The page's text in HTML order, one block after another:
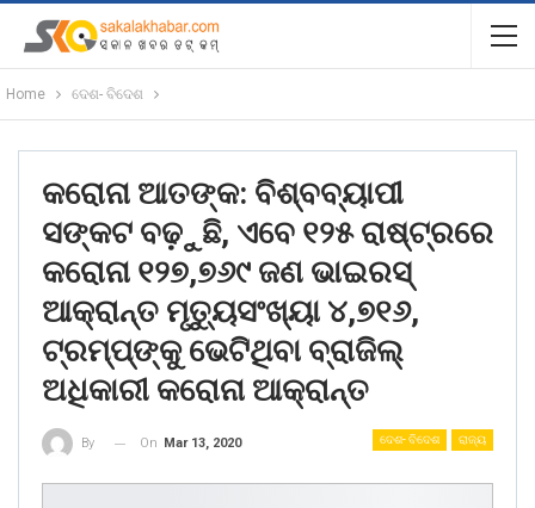
Home ଦେଶ- ବିଦେଶ
କରୋନା ଆତଙ୍କ: ବିଶ୍ବବ୍ୟାପୀ
ସଙ୍କଟ ବଢ଼ୁଛି, ଏବେ ୧୨୫ ରାଷ୍ଟ୍ରରେ
କରୋନା ୧୨୭,୭୬୯ ଜଣ ଭାଇରସ୍‌
ଆକ୍ରାନ୍ତ ମୃତ୍ୟୁସଂଖ୍ୟା ୪,୭୧୬,
ଟ୍ରମ୍ପ୍‌ଙ୍କୁ ଭେଟିଥିବା ବ୍ରାଜିଲ୍‌
ଅଧିକାରୀ କରୋନା ଆକ୍ରାନ୍ତ
ଦେଶ- ବିଦେଶ ରାଜ୍ୟ
By On Mar 13, 2020